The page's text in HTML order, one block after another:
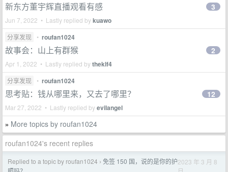
新东方董宇辉直播观看有感
Jun 7, 2022 • Lastly replied bykuawo
3
分享发现 • roufan1024
故事会：山上有群猴
Apr 1, 2022 • Lastly replied bytheklf4
2
分享发现 • roufan1024
思考贴：钱从哪里来，又去了哪里？
Mar 27, 2022 • Lastly replied byevilangel
12
» More topics by roufan1024
roufan1024's recent replies
Replied to a topic by roufan1024 › 免签 150 国，说的是你的护2023 年 3 月 8